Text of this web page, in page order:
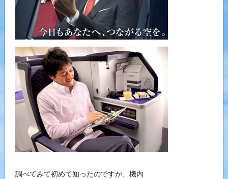
調べてみて初めて知ったのですが、機内